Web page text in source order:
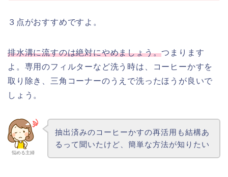
３点がおすすめですよ。
排水溝に流すのは絶対にやめましょう。つまります
よ。専用のフィルターなど洗う時は、コーヒーかすを
取り除き、三角コーナーのうえで洗ったほうが良いで
しょう。
悩める主婦
抽出済みのコーヒーかすの再活用も結構あ
るって聞いたけど、簡単な方法が知りたい